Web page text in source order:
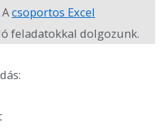
csoportos Excel
feladatokkal dolgozunk.